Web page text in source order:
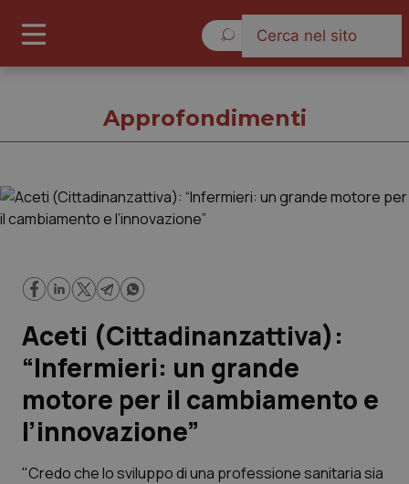
Governo e Parlamento
Regioni e Asl
Lavoro e Professioni
Approfondimenti
Aceti (Cittadinanzattiva):
“Infermieri: un grande
motore per il cambiamento e
l’innovazione”
"Credo che lo sviluppo di una professione sanitaria sia